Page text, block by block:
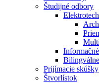
Študijné odbory
Prijímacie skúšky
Štvorlístok